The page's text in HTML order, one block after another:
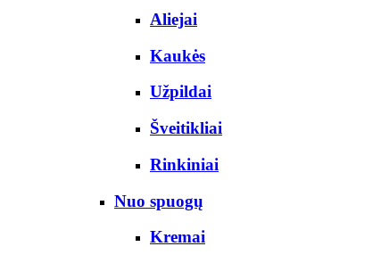
Aliejai
Kaukės
Užpildai
Šveitikliai
Rinkiniai
Nuo spuogų
Kremai